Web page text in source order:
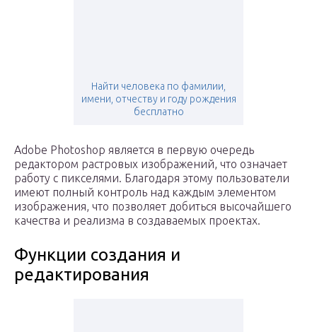
Найти человека по фамилии,
имени, отчеству и году рождения
бесплатно
Adobe Photoshop является в первую очередь
редактором растровых изображений, что означает
работу с пикселями. Благодаря этому пользователи
имеют полный контроль над каждым элементом
изображения, что позволяет добиться высочайшего
качества и реализма в создаваемых проектах.
Функции создания и
редактирования